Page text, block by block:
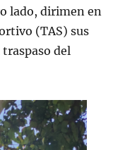
lado, dirimen en
(TAS) sus
del